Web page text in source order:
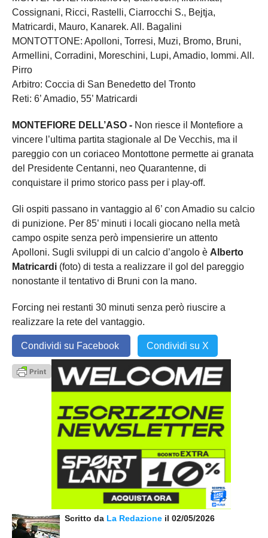
Cossignani, Ricci, Rastelli, Ciarrocchi S., Bejtja,
Matricardi, Mauro, Kanarek. All. Bagalini
MONTOTTONE: Apolloni, Torresi, Muzi, Bromo, Bruni,
Armellini, Corradini, Moreschini, Lupi, Amadio, Iommi. All.
Pirro
Arbitro: Coccia di San Benedetto del Tronto
Reti: 6’ Amadio, 55’ Matricardi
MONTEFIORE DELL’ASO - Non riesce il Montefiore a
vincere l’ultima partita stagionale al De Vecchis, ma il
pareggio con un coriaceo Montottone permette ai granata
del Presidente Centanni, neo Quarantenne, di
conquistare il primo storico pass per i play-off.
Gli ospiti passano in vantaggio al 6’ con Amadio su calcio
di punizione. Per 85’ minuti i locali giocano nella metà
campo ospite senza però impensierire un attento
Apolloni. Sugli sviluppi di un calcio d’angolo è Alberto
Matricardi (foto) di testa a realizzare il gol del pareggio
nonostante il tentativo di Bruni con la mano.
Forcing nei restanti 30 minuti senza però riuscire a
realizzare la rete del vantaggio.
Condividi su Facebook Condividi su X
Scritto da La Redazione il 02/05/2026